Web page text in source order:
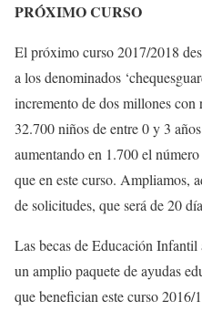
PRÓXIMO CURSO
El próximo curso 2017/2018
a los denominados
incremento de dos millones con
32.700 niños de entre 0 y 3
aumentando en 1.700 el
que en este curso. Ampliamos,
de solicitudes, que será de 20
Las becas de Educación
un amplio paquete de ayudas
que benefician este curso